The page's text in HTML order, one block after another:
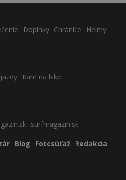
Doplnky Chrániče
Helmy
Kam na bike
surfmagazin.sk
Blog Fotosúťaž Redakcia